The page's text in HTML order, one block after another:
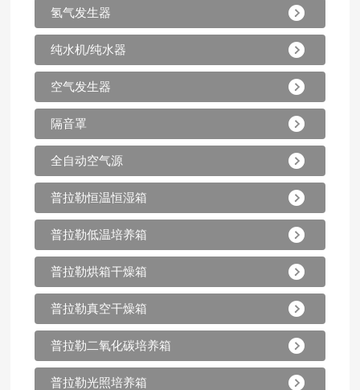
氢气发生器
纯水机/纯水器
空气发生器
隔音罩
全自动空气源
普拉勒恒温恒湿箱
普拉勒低温培养箱
普拉勒烘箱干燥箱
普拉勒真空干燥箱
普拉勒二氧化碳培养箱
普拉勒光照培养箱